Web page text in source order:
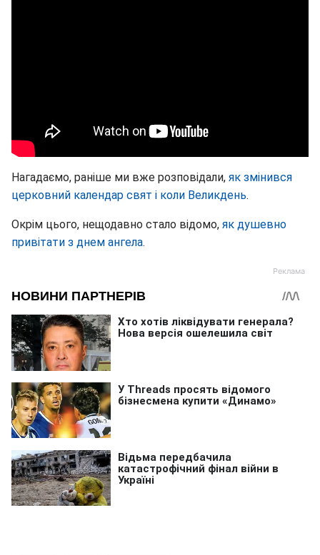
Нагадаємо, раніше ми вже розповідали, як змінився
церковний календар свят і коли Великдень.
Окрім цього, нещодавно стало відомо, як душевно
привітати з днем ангела.